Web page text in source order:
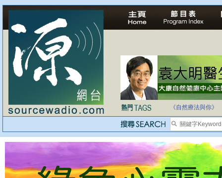
自家教育合法化-
《自然療法與你》